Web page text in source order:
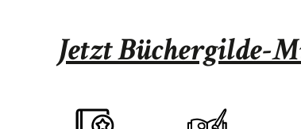
Jetzt Büchergilde-